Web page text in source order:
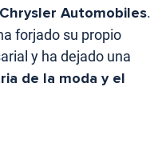
Automobiles.
forjado su propio
y ha dejado una
de la moda y el